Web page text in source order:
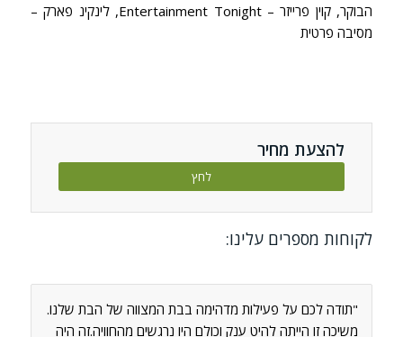
הבוקר, קוין פרייזר – Entertainment Tonight, לינקינ פארק –
מסיבה פרטית
להצעת מחיר
לחץ
לקוחות מספרים עלינו:
"תודה לכם על פעילות מדהימה בבת המצווה של הבת שלנו.
משיכה זו הייתה להיט ענק וכולם היו נרגשים מהחוויה.זה היה